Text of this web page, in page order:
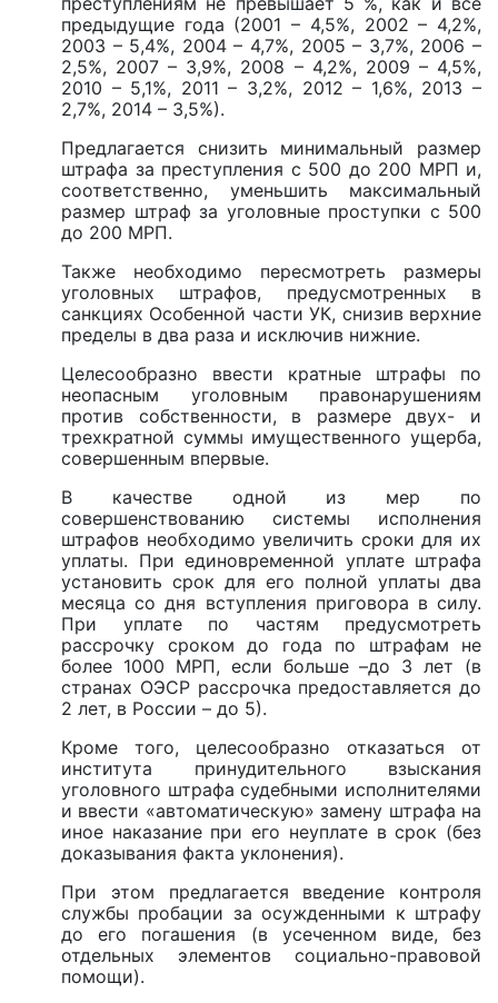
предыдущие года (2001 – 4,5%, 2002 – 4,2%,
2003 – 5,4%, 2004 – 4,7%, 2005 – 3,7%, 2006 –
2,5%, 2007 – 3,9%, 2008 – 4,2%, 2009 – 4,5%,
2010 – 5,1%, 2011 – 3,2%, 2012 – 1,6%, 2013 –
2,7%, 2014 – 3,5%).
Предлагается снизить минимальный размер
штрафа за преступления с 500 до 200 МРП и,
соответственно, уменьшить максимальный
размер штраф за уголовные проступки с 500
до 200 МРП.
Также необходимо пересмотреть размеры
уголовных штрафов, предусмотренных в
санкциях Особенной части УК, снизив верхние
пределы в два раза и исключив нижние.
Целесообразно ввести кратные штрафы по
неопасным уголовным правонарушениям
против собственности, в размере двух- и
трехкратной суммы имущественного ущерба,
совершенным впервые.
В качестве одной из мер по
совершенствованию системы исполнения
штрафов необходимо увеличить сроки для их
уплаты. При единовременной уплате штрафа
установить срок для его полной уплаты два
месяца со дня вступления приговора в силу.
При уплате по частям предусмотреть
рассрочку сроком до года по штрафам не
более 1000 МРП, если больше –до 3 лет (в
странах ОЭСР рассрочка предоставляется до
2 лет, в России – до 5).
Кроме того, целесообразно отказаться от
института принудительного взыскания
уголовного штрафа судебными исполнителями
и ввести «автоматическую» замену штрафа на
иное наказание при его неуплате в срок (без
доказывания факта уклонения).
При этом предлагается введение контроля
службы пробации за осужденными к штрафу
до его погашения (в усеченном виде, без
отдельных элементов социально-правовой
помощи).